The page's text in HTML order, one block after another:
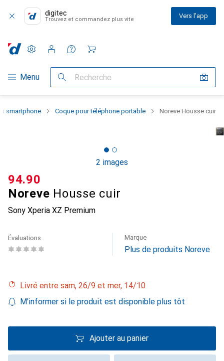
digitec
Trouvez et commandez plus vite Vers l'app
Navigation par catégorie
Menu Recherche
Paramètres
Compte client
Listes de comparaison
Listes d'envies
Panier
smartphone Coque pour téléphone portable Noreve Housse cuir
2 images
Noreve Housse cuir
Sony Xperia XZ Premium
CHF
94.90
Évaluations Marque
Plus de produits Noreve
Livré entre sam, 26/9 et mer, 14/10
M'informer si le produit est disponible plus tôt
Ajouter au panier